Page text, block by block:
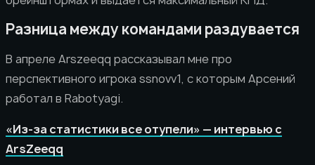
Разница между командами раздувается
В апреле Arszeeqq рассказывал мне про
перспективного игрока ssnovv1, с которым Арсений
работал в Rabotyagi.
«Из-за статистики все отупели» — интервью с
ArsZeeqq